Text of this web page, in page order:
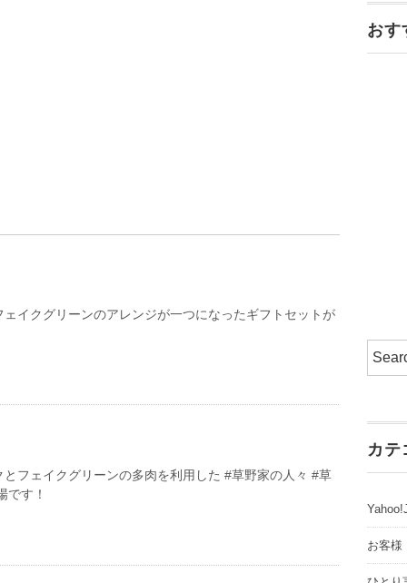
ェイクグリーンのアレンジが一つになったギフトセットが
とフェイクグリーンの多肉を利用した #草野家の人々 #草
です！
おす
カテ
お客様